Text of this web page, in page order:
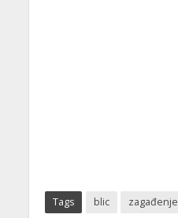
Tags blic zagađenje